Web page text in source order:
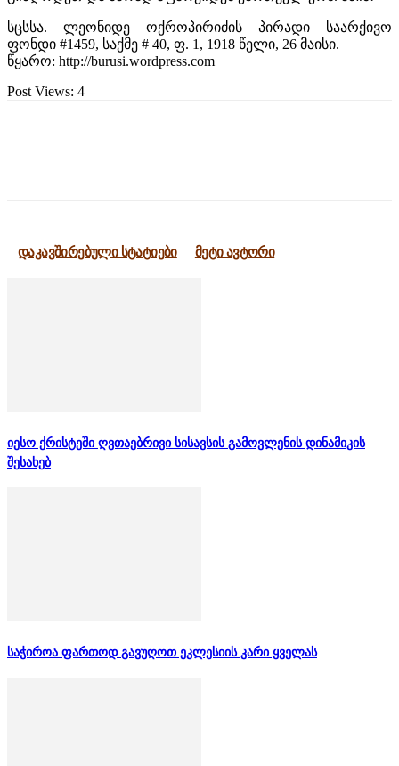
სცსსა. ლეონიდე ოქროპირიძის პირადი საარქივო
ფონდი #1459, საქმე # 40, ფ. 1, 1918 წელი, 26 მაისი.
წყარო: http://burusi.wordpress.com
Post Views: 4
დაკავშირებული სტატიები მეტი ავტორი
იესო ქრისტეში ღვთაებრივი სისავსის გამოვლენის დინამიკის
შესახებ
საჭიროა ფართოდ გავუღოთ ეკლესიის კარი ყველას